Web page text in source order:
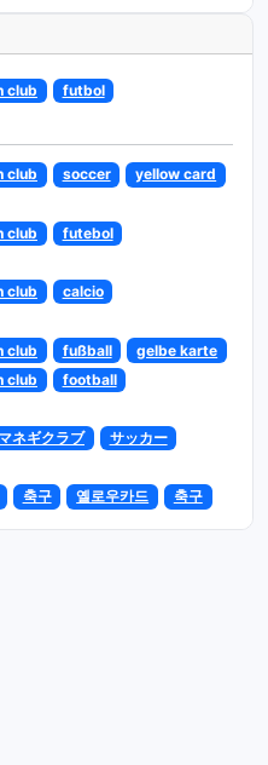
club
futbol
club soccer
yellow card
club
futebol
club
calcio
club fußball
gelbe karte
club
football
ネギクラブ
サッカー
축구 옐로우카드 축구